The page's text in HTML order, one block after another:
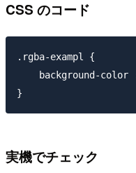
CSS のコード
.rgba-exampl {
background-color
実機でチェック